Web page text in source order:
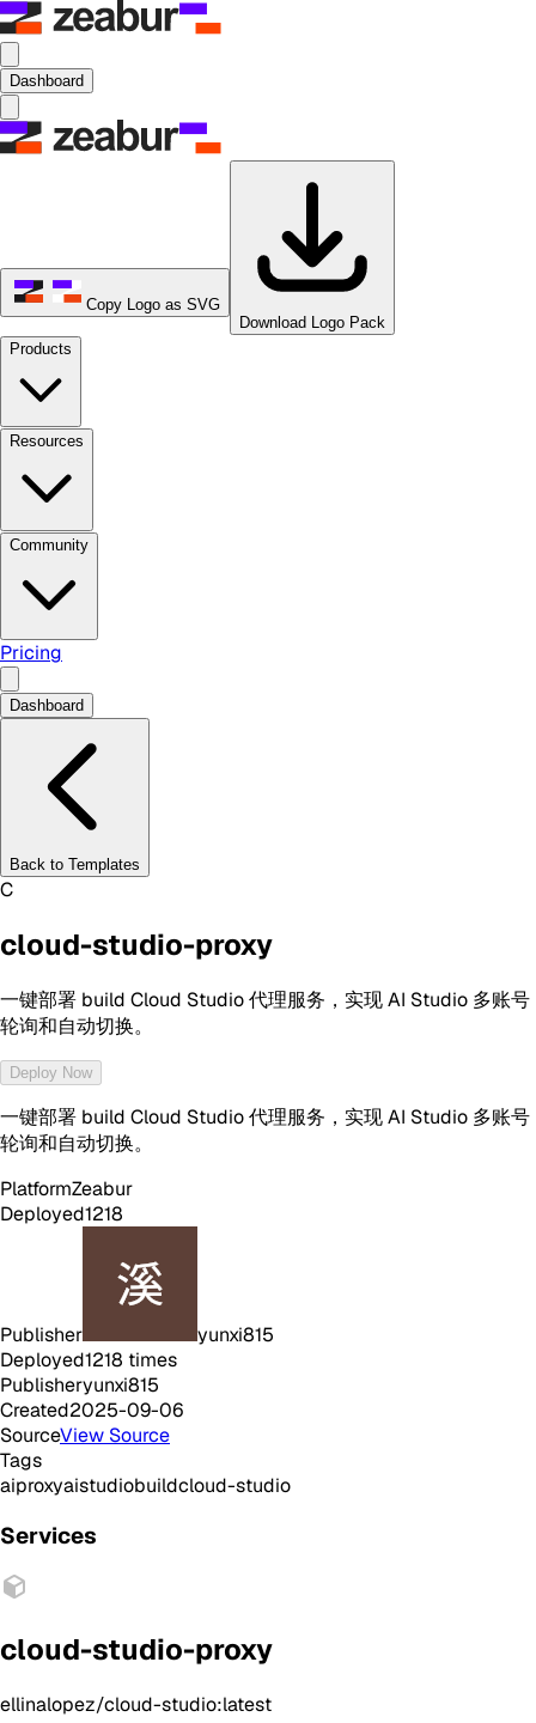
Dashboard
Copy Logo as SVG
Download Logo Pack
Products
Resources
Community
Pricing
Dashboard
Back to Templates
C
cloud-studio-proxy
一键部署 build Cloud Studio 代理服务，实现 AI Studio 多账号
轮询和自动切换。
Deploy Now
一键部署 build Cloud Studio 代理服务，实现 AI Studio 多账号
轮询和自动切换。
PlatformZeabur
Deployed1218
Publisher
yunxi815
Deployed1218 times
Publisheryunxi815
Created2025-09-06
SourceView Source
Tags
aiproxyaistudiobuildcloud-studio
Services
cloud-studio-proxy
ellinalopez/cloud-studio:latest